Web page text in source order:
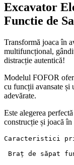
Excavator
Functie de
Transformă joaca în
multifuncțional,
distracție autentică!
Modelul FOFOR
cu funcții avansate și
adevărate.
Este alegerea
construcție și joacă în
Caracteristici
Braț de săpat